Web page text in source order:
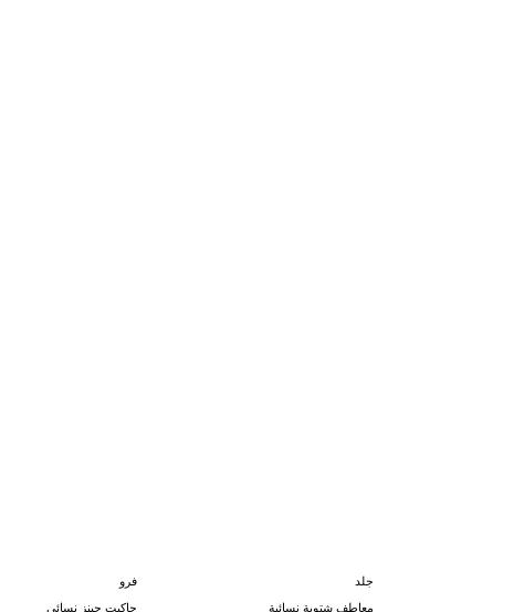
جلد
فرو
معاطف شتوية نسائية
جاكيت جينز نسائي